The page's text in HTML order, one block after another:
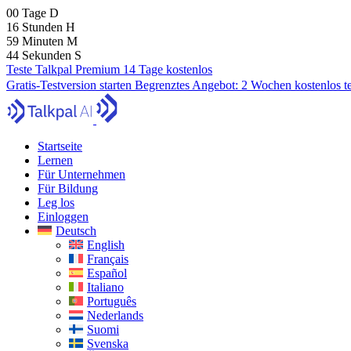
00 Tage D
16 Stunden H
59 Minuten M
43 Sekunden S
Teste Talkpal Premium 14 Tage kostenlos
Gratis-Testversion starten Begrenztes Angebot: 2 Wochen kostenlos
Startseite
Lernen
Für Unternehmen
Für Bildung
Leg los
Einloggen
Deutsch
English
Français
Español
Italiano
Português
Nederlands
Suomi
Svenska